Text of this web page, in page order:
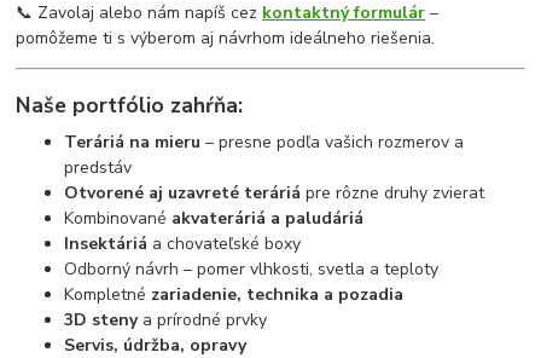
📞 Zavolaj alebo nám napíš cez kontaktný formulár –
pomôžeme ti s výberom aj návrhom ideálneho riešenia.
Naše portfólio zahŕňa:
Teráriá na mieru – presne podľa vašich rozmerov a
predstáv
Otvorené aj uzavreté teráriá pre rôzne druhy zvierat
Kombinované akvateráriá a paludáriá
Insektáriá a chovateľské boxy
Odborný návrh – pomer vlhkosti, svetla a teploty
Kompletné zariadenie, technika a pozadia
3D stenya prírodné prvky
Servis, údržba, opravy